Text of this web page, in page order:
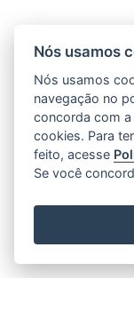
Nós usamos
Nós usamos
navegação no
concorda com
cookies. Para
feito, acesse
Se você